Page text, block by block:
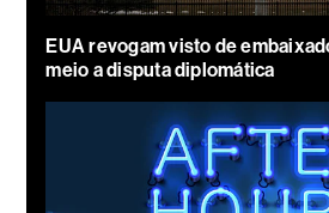
EUA revogam visto de
meio a disputa diplomática